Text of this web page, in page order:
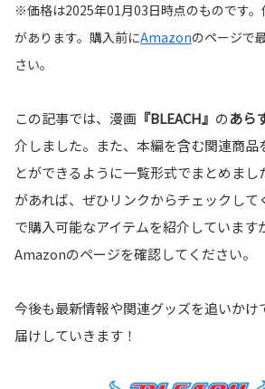
※価格は2025年01月03日時点のものです。
があります。購入前にAmazonのページで
さい。
この記事では、漫画 『BLEACH』 のあら
介しました。また、本編を含む関連商品
とができるように一覧形式でまとめま
があれば、ぜひリンクからチェックして
で購入可能なアイテムを紹介しています
Amazonのページを確認してください。
今後も最新情報や関連グッズを追いかけ
届けしていきます！